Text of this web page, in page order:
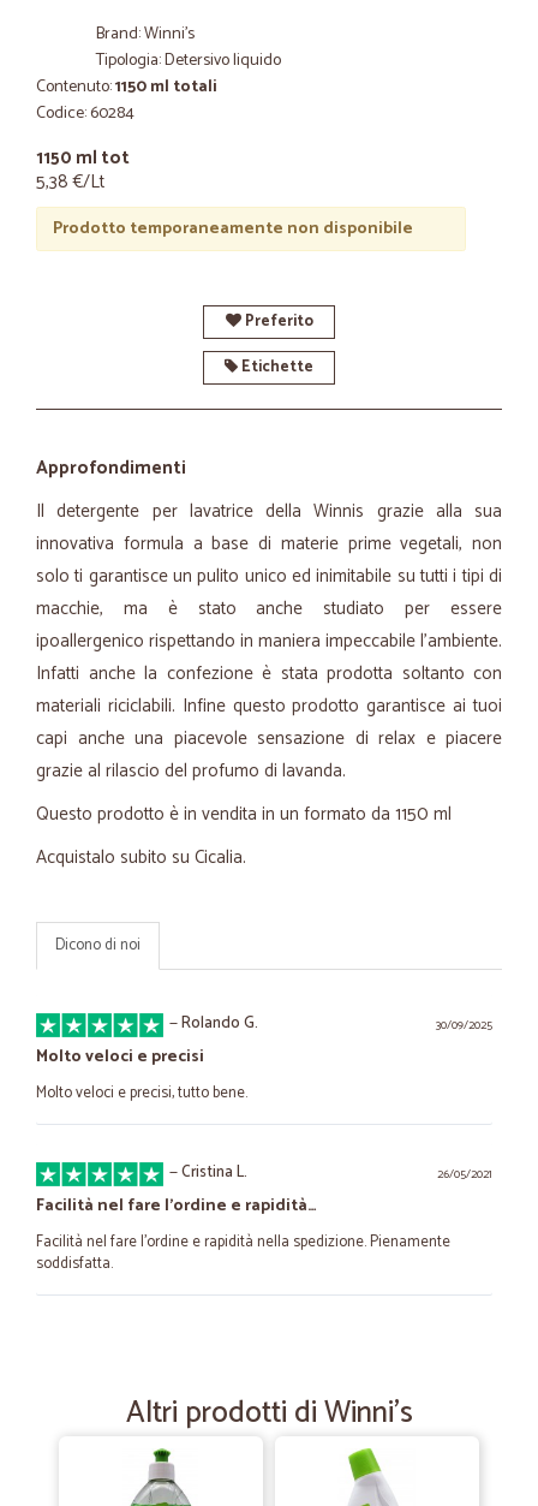
Brand: Winni's
Tipologia: Detersivo liquido
Contenuto:1150 ml totali
Codice: 60284
1150 ml tot
5,38 €/Lt
Prodotto temporaneamente non disponibile
Preferito
Etichette
Approfondimenti
Il detergente per lavatrice della Winnis grazie alla sua
innovativa formula a base di materie prime vegetali, non
solo ti garantisce un pulito unico ed inimitabile su tutti i tipi di
macchie, ma è stato anche studiato per essere
ipoallergenico rispettando in maniera impeccabile l'ambiente.
Infatti anche la confezione è stata prodotta soltanto con
materiali riciclabili. Infine questo prodotto garantisce ai tuoi
capi anche una piacevole sensazione di relax e piacere
grazie al rilascio del profumo di lavanda.
Questo prodotto è in vendita in un formato da 1150 ml
Acquistalo subito su Cicalia.
Dicono di noi
30/09/2025
—Rolando G.
Molto veloci e precisi
Molto veloci e precisi, tutto bene.
26/05/2021
—Cristina L.
Facilità nel fare l’ordine e rapidità…
Facilità nel fare l’ordine e rapidità nella spedizione. Pienamente
soddisfatta.
consegna puntuale e precisa.
—Stefano B.
Altri prodotti di Winni's